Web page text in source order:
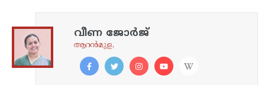
വീണ ജോർജ്
ആറൻമുള,